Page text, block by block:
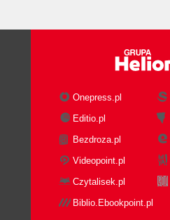
Onepress.pl
Editio.pl
Bezdroza.pl
Videopoint.pl
Czytalisek.pl
Biblio.Ebookpoint.pl